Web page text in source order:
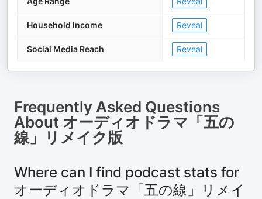
Household Income Reveal
Social Media Reach Reveal
Frequently Asked Questions
About オーディオドラマ「五の
線」リメイク版
Where can I find podcast stats for
オーディオドラマ「五の線」リメイ